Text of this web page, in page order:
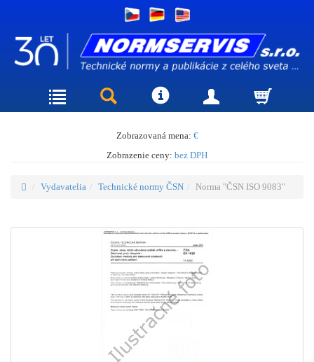
Zobrazovaná mena: €
Zobrazenie ceny: bez DPH
Vydavatelia Technické normy ČSN Norma "ČSN ISO 9083"